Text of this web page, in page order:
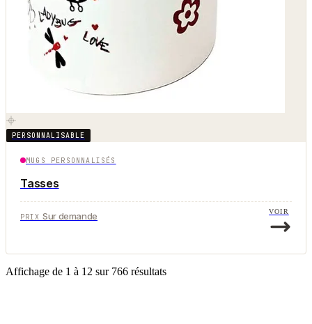
PERSONNALISABLE
MUGS PERSONNALISÉS
Tasses
PRIX Sur demande VOIR
Affichage de 1 à 12 sur 766 résultats